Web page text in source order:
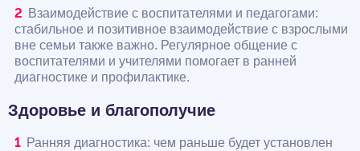
Взаимодействие с воспитателями и педагогами:
стабильное и позитивное взаимодействие с взрослыми
вне семьи также важно. Регулярное общение с
воспитателями и учителями помогает в ранней
диагностике и профилактике.
Здоровье и благополучие
Ранняя диагностика: чем раньше будет установлен